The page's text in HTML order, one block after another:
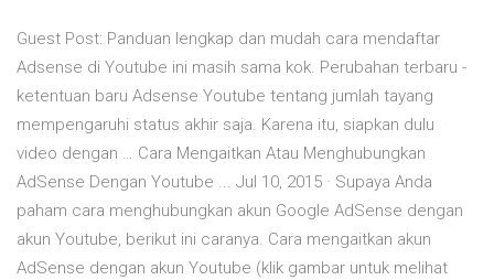
Guest Post: Panduan lengkap dan mudah cara mendaftar
Adsense di Youtube ini masih sama kok. Perubahan terbaru -
ketentuan baru Adsense Youtube tentang jumlah tayang
mempengaruhi status akhir saja. Karena itu, siapkan dulu
video dengan … Cara Mengaitkan Atau Menghubungkan
AdSense Dengan Youtube ... Jul 10, 2015 · Supaya Anda
paham cara menghubungkan akun Google AdSense dengan
akun Youtube, berikut ini caranya. Cara mengaitkan akun
AdSense dengan akun Youtube (klik gambar untuk melihat